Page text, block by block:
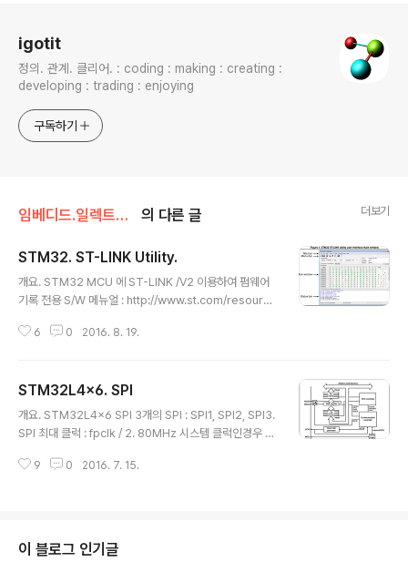
igotit
정의. 관계. 클리어. : coding : making : creating :
developing : trading : enjoying
구독하기
임베디드.일렉트로닉스/STM32 의 다른 글 더보기
STM32. ST-LINK Utility.
개요. STM32 MCU 에 ST-LINK /V2 이용하여 펌웨어
기록 전용 S/W 메뉴얼 : http://www.st.com/resourc
p://www.st.com/content/st_com/en/products/e
004 다운로드하여 설치. 실행화면, 사용법. 사전셋팅. - S
T-LINK / V2 PC에 USB 연결 . - STM32 장착된 타겟
보드에 상기1의 ST-LINK/V2 커넥터 접속. - PC에서 ST
6 0 2016. 8. 19.
STM32L4x6. SPI
개요. STM32L4x6 SPI 3개의 SPI : SPI1, SPI2, SPI3.
SPI 최대 클럭 : fpclk / 2. 80MHz 시스템 클럭인경우 최
ode 가능.Rx FIFO : 32bit. DMA 가능.Tx FIFO : 32bi
S : Slave selection pin.설정에 따라 아래와 같은 3개중
9 0 2016. 7. 15.
이 블로그 인기글